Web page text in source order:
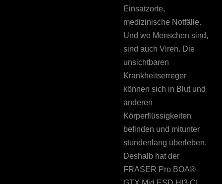
Einsatzorte,
medizinische Notfälle.
Und wo Menschen sind,
sind auch Viren. Die
unsichtbaren
Krankheitserreger
können sich in Blut und
anderen
Körperflüssigkeiten
befinden und mitunter
stundenlang überleben.
Deshalb hat der
FRASER Pro BOA®